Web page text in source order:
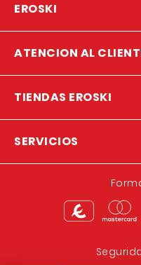
EROSKI
ATENCION AL
TIENDAS EROSKI
SERVICIOS